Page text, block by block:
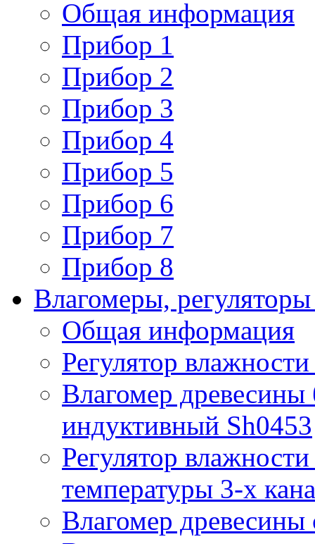
Общая информация
Прибор 1
Прибор 2
Прибор 3
Прибор 4
Прибор 5
Прибор 6
Прибор 7
Прибор 8
Влагомеры,
Общая информация
Регулятор
Влагомер древесины
индуктивный Sh0453
Регулятор
температуры 3-х
Влагомер древесины